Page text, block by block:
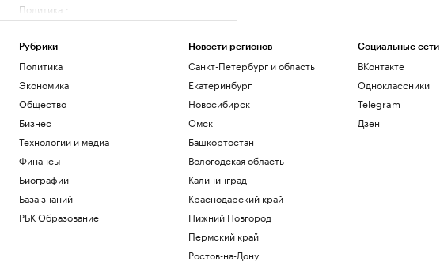
Политика
Жители Дона увеличили свои
за год
Ростов-на-Дону
Минобороны сообщило об ударах по
сухогрузам в Черном море
Политика
Больше прогулок, свежего воздуха и
отдыха: квартиры рядом с парками
РБК и ПИК Серия плюс
Рубрики
Политика
Экономика
Общество
Бизнес
Технологии и медиа
Финансы
Биографии
База знаний
РБК Образование
Новости регионов
Санкт-Петербург и область
Екатеринбург
Новосибирск
Омск
Башкортостан
Вологодская область
Калининград
Краснодарский край
Нижний Новгород
Пермский край
Ростов-на-Дону
Социальные сети
ВКонтакте
Одноклассники
Telegram
Дзен